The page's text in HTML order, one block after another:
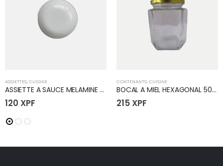
ASSIETTES, CUISINE
ASSIETTE A SAUCE MELAMINE 80mm
120 XPF
CONTENANTS, CUISINE
BOCAL A MIEL HEXAGONAL 500ML
215 XPF